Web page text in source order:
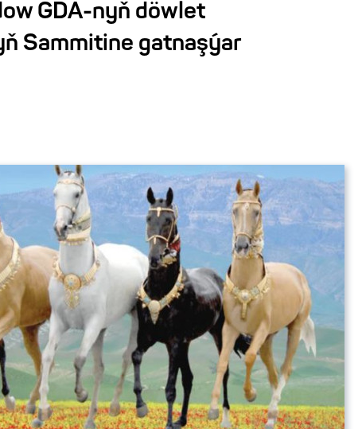
GDA-nyň döwlet
Sammitine gatnaşýar